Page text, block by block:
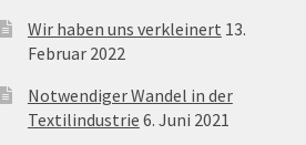
Wir haben uns verkleinert 13.
Februar 2022
Notwendiger Wandel in der
Textilindustrie 6. Juni 2021